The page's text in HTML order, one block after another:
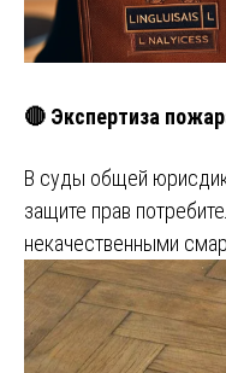
🔴 Экспертиза
В суды общей
защите прав
некачественными